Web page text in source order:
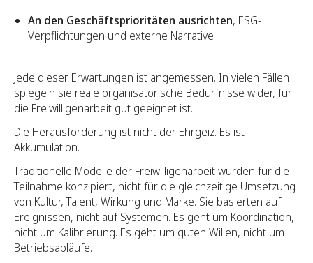
An den Geschäftsprioritäten ausrichten, ESG-
Verpflichtungen und externe Narrative
Jede dieser Erwartungen ist angemessen. In vielen Fällen
spiegeln sie reale organisatorische Bedürfnisse wider, für
die Freiwilligenarbeit gut geeignet ist.
Die Herausforderung ist nicht der Ehrgeiz. Es ist
Akkumulation.
Traditionelle Modelle der Freiwilligenarbeit wurden für die
Teilnahme konzipiert, nicht für die gleichzeitige Umsetzung
von Kultur, Talent, Wirkung und Marke. Sie basierten auf
Ereignissen, nicht auf Systemen. Es geht um Koordination,
nicht um Kalibrierung. Es geht um guten Willen, nicht um
Betriebsabläufe.